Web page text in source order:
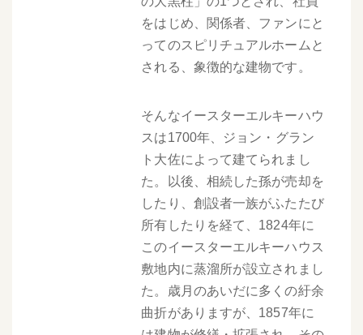
をはじめ、関係者、ファンにと
ってのスピリチュアルホームと
される、象徴的な建物です。
そんなイースターエルキーハウ
スは1700年、ジョン・グラン
ト大佐によって建てられまし
た。以後、相続した孫が売却を
したり、創設者一族がふたたび
所有したりを経て、1824年に
このイースターエルキーハウス
敷地内に蒸溜所が設立されまし
た。歳月のあいだに多くの紆余
曲折がありますが、1857年に